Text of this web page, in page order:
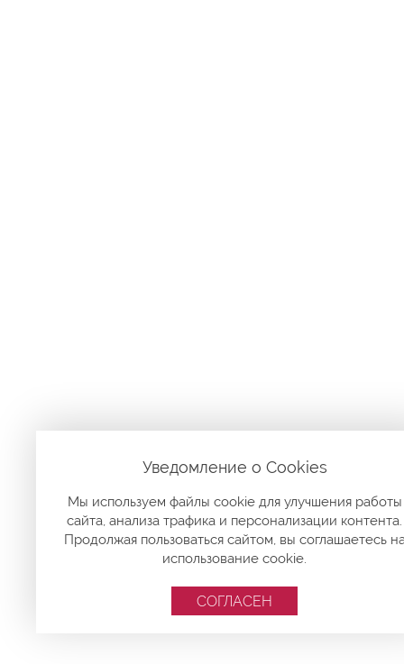
Уведомление о Сookies
Мы используем файлы cookie для улучшения работы
сайта, анализа трафика и персонализации контента.
Продолжая пользоваться сайтом, вы соглашаетесь
использование cookie.
СОГЛАСЕН